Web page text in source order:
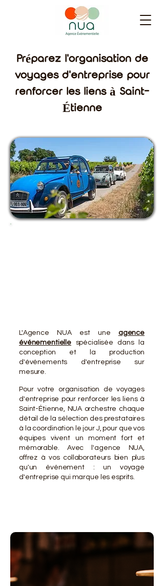
Préparez l'organisation de
voyages d'entreprise pour
renforcer les liens à Saint-
Étienne
L'Agence NUA est une agence
événementielle
spécialisée dans la
conception et la production
d'événements d'entreprise sur
mesure.
Pour votre organisation de voyages
d'entreprise pour renforcer les liens à
Saint-Étienne, NUA orchestre chaque
détail de la sélection des prestataires
à la coordination le jour J, pour que vos
équipes vivent un moment fort et
mémorable. Avec l'agence NUA,
offrez à vos collaborateurs bien plus
qu'un événement : un voyage
d'entreprise qui marque les esprits.